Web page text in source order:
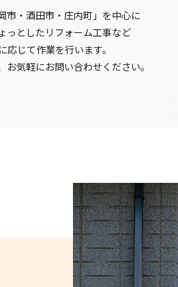
市・酒田市・庄内町」を中心に
っとしたリフォーム工事など
応じて作業を行います。
お気軽にお問い合わせください。